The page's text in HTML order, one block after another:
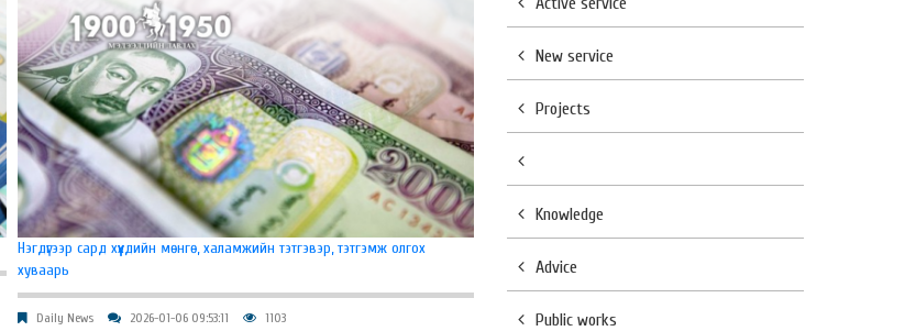
Нэгдүгээр сард хүүхдийн мөнгө, халамжийн тэтгэвэр, тэтгэмж олгох
хуваарь
Daily News 2026-01-06 09:53:11 1103
New service
Projects
Knowledge
Advice
Public works